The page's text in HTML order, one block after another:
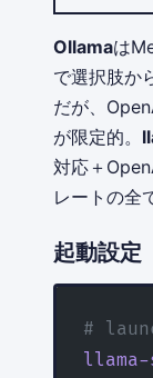
Ollamaは
で選択肢か
だが、
が限定的。
対応＋
レートの全
起動設定
#